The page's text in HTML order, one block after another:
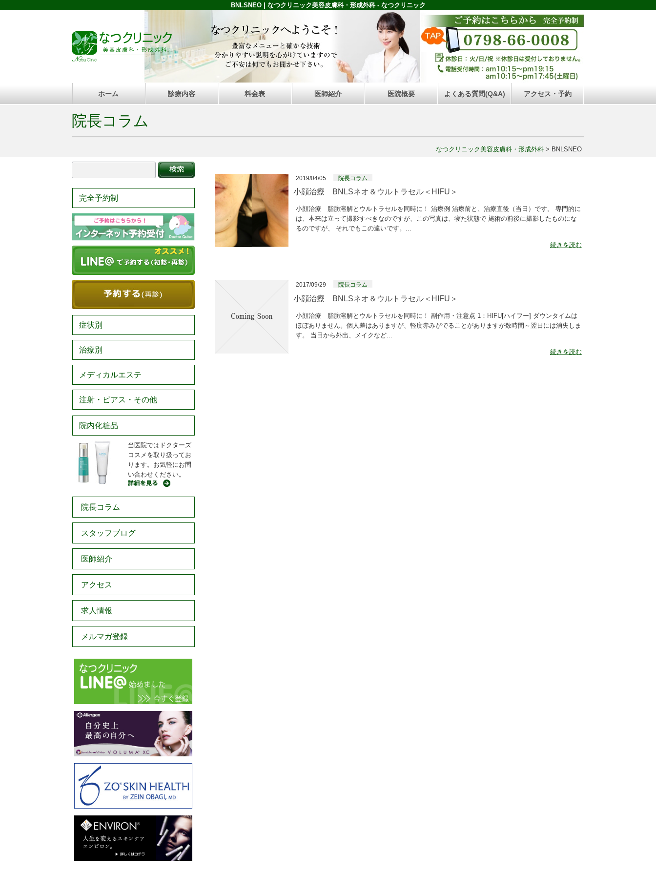
BNLSNEO | なつクリニック美容皮膚科・形成外科 - なつクリニック
ホーム 診療内容 料金表 医師紹介 医院概要 よくある質問(Q&A) アクセス・予約
院長コラム
なつクリニック美容皮膚科・形成外科 > BNLSNEO
2019/04/05 院長コラム
小顔治療 BNLSネオ＆ウルトラセル＜HIFU＞
小顔治療 脂肪溶解とウルトラセルを同時に！ 治療例 治療前と、治療直後（当日）です。 専門的に
は、本来は立って撮影すべきなのですが、この写真は、寝た状態で 施術の前後に撮影したものにな
るのですが、 それでもこの違いです。...
続きを読む
2017/09/29 院長コラム
小顔治療 BNLSネオ＆ウルトラセル＜HIFU＞
小顔治療 脂肪溶解とウルトラセルを同時に！ 副作用・注意点 1：HIFU[ハイフー] ダウンタイムは
ほぼありません。個人差はありますが、軽度赤みがでることがありますが数時間～翌日には消失しま
す。 当日から外出、メイクなど...
続きを読む
完全予約制
症状別
治療別
メディカルエステ
注射・ピアス・その他
院内化粧品
当医院ではドクターズ
コスメを取り扱ってお
ります。お気軽にお問
い合わせください。
院長コラム
スタッフブログ
医師紹介
アクセス
求人情報
メルマガ登録